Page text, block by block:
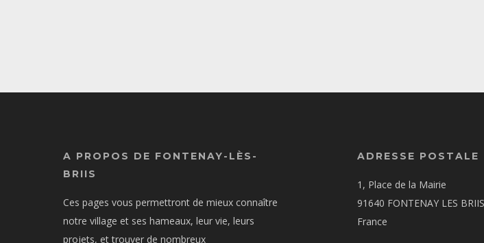
A PROPOS DE FONTENAY-LÈS-
BRIIS
Ces pages vous permettront de mieux connaître
notre village et ses hameaux, leur vie, leurs
projets, et trouver de nombreux
ADRESSE POSTALE
1, Place de la Mairie
91640 FONTENAY LES BRIIS
France